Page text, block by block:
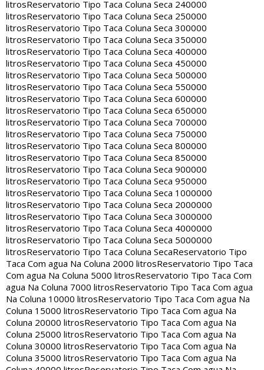
litrosReservatorio Tipo Taca Coluna Seca 240000
litrosReservatorio Tipo Taca Coluna Seca 250000
litrosReservatorio Tipo Taca Coluna Seca 300000
litrosReservatorio Tipo Taca Coluna Seca 350000
litrosReservatorio Tipo Taca Coluna Seca 400000
litrosReservatorio Tipo Taca Coluna Seca 450000
litrosReservatorio Tipo Taca Coluna Seca 500000
litrosReservatorio Tipo Taca Coluna Seca 550000
litrosReservatorio Tipo Taca Coluna Seca 600000
litrosReservatorio Tipo Taca Coluna Seca 650000
litrosReservatorio Tipo Taca Coluna Seca 700000
litrosReservatorio Tipo Taca Coluna Seca 750000
litrosReservatorio Tipo Taca Coluna Seca 800000
litrosReservatorio Tipo Taca Coluna Seca 850000
litrosReservatorio Tipo Taca Coluna Seca 900000
litrosReservatorio Tipo Taca Coluna Seca 950000
litrosReservatorio Tipo Taca Coluna Seca 1000000
litrosReservatorio Tipo Taca Coluna Seca 2000000
litrosReservatorio Tipo Taca Coluna Seca 3000000
litrosReservatorio Tipo Taca Coluna Seca 4000000
litrosReservatorio Tipo Taca Coluna Seca 5000000
litrosReservatorio Tipo Taca Coluna SecaReservatorio Tipo
Taca Com agua Na Coluna 2000 litrosReservatorio Tipo Taca
Com agua Na Coluna 5000 litrosReservatorio Tipo Taca Com
agua Na Coluna 7000 litrosReservatorio Tipo Taca Com agua
Na Coluna 10000 litrosReservatorio Tipo Taca Com agua Na
Coluna 15000 litrosReservatorio Tipo Taca Com agua Na
Coluna 20000 litrosReservatorio Tipo Taca Com agua Na
Coluna 25000 litrosReservatorio Tipo Taca Com agua Na
Coluna 30000 litrosReservatorio Tipo Taca Com agua Na
Coluna 35000 litrosReservatorio Tipo Taca Com agua Na